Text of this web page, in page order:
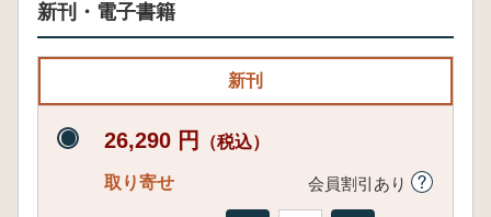
新刊・電子書籍
新刊
26,290 円 （税込）
取り寄せ 会員割引あり